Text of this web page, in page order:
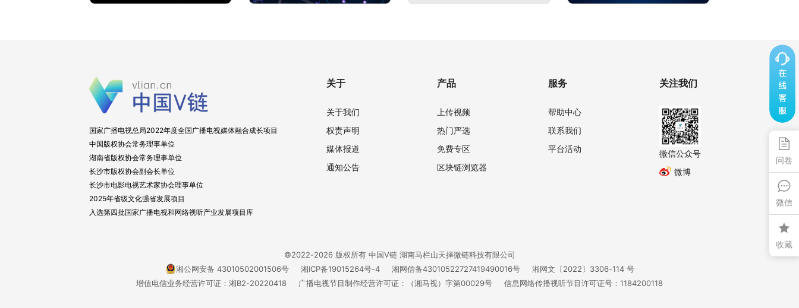
动画
问卷
微信
收藏
国家广播电视总局2022年度全国广播电视媒体融合成长项目
中国版权协会常务理事单位
湖南省版权协会常务理事单位
长沙市版权协会副会长单位
长沙市电影电视艺术家协会理事单位
2025年省级文化强省发展项目
入选第四批国家广播电视和网络视听产业发展项目库
关于
关于我们
权责声明
媒体报道
通知公告
产品
上传视频
热门严选
免费专区
区块链浏览器
服务
帮助中心
联系我们
平台活动
关注我们
微信公众号
微博
©2022-2026 版权所有 中国V链 湖南马栏山天择微链科技有限公司
湘公网安备 43010502001506号
湘ICP备19015264号-4 湘网信备43010522727419490016号
湘网文〔2022〕3306-114 号
增值电信业务经营许可证：湘B2-20220418
广播电视节目制作经营许可证：（湘马视）字第00029号 信息网络传播视听节目许可证号：1184200118